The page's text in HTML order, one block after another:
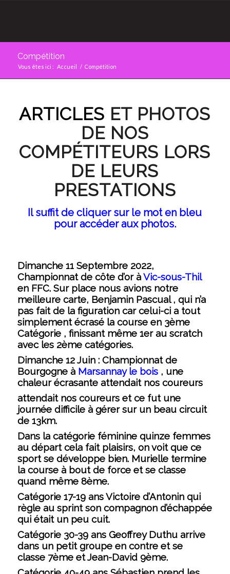
Compétition
Vous êtes ici : Accueil / Compétition
ARTICLES ET PHOTOS
DE NOS
COMPÉTITEURS LORS
DE LEURS
PRESTATIONS
Il suffit de cliquer sur le mot en bleu
pour accéder aux photos.
Dimanche 11 Septembre 2022,
Championnat de côte d’or àVic-sous-Thil
en FFC. Sur place nous avions notre
meilleure carte, Benjamin Pascual , qui n’a
pas fait de la figuration car celui-ci a tout
simplement écrasé la course en 3ème
Catégorie , finissant même 1er au scratch
avec les 2ème catégories.
Dimanche 12 Juin : Championnat de
Bourgogne à Marsannay le bois , une
chaleur écrasante attendait nos coureurs
attendait nos coureurs et ce fut une
journée difficile à gérer sur un beau circuit
de 13km.
Dans la catégorie féminine quinze femmes
au départ cela fait plaisirs, on voit que ce
sport se développe bien. Murielle termine
la course à bout de force et se classe
quand même 8ème.
Catégorie 17-19 ans Victoire d’Antonin qui
règle au sprint son compagnon d’échappée
qui était un peu cuit.
Catégorie 30-39 ans Geoffrey Duthu arrive
dans un petit groupe en contre et se
classe 7ème et Jean-David 9ème.